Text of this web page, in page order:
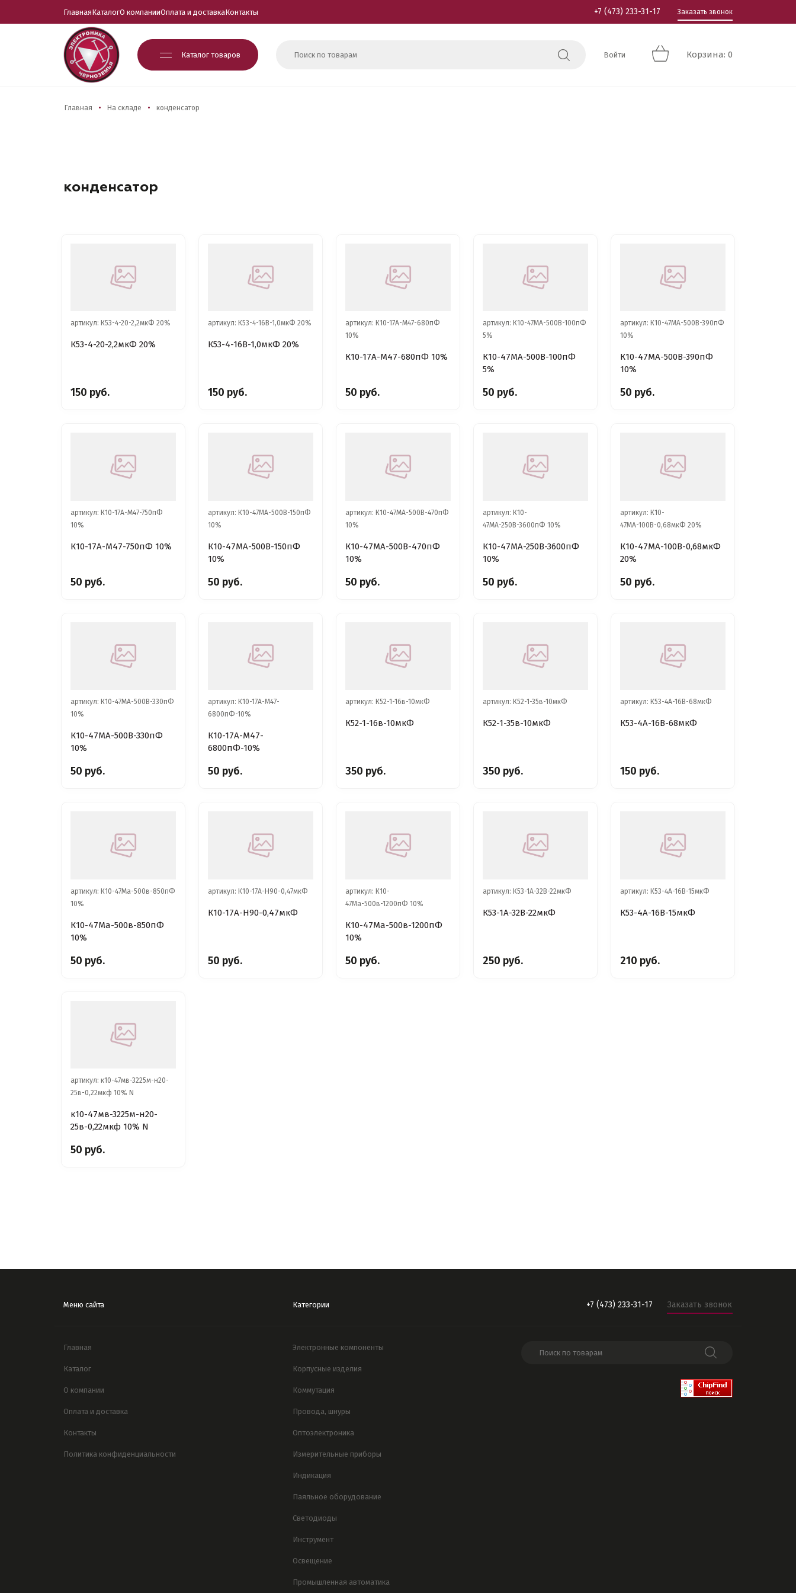
ГлавнаяКаталогО компанииОплата и доставкаКонтакты +7 (473) 233-31-17 Заказать звонок
Каталог товаров Войти Корзина: 0
Главная На складе конденсатор
конденсатор
артикул: К53-4-20-2,2мкФ 20%
К53-4-20-2,2мкФ 20%
150 руб.
артикул: К53-4-16В-1,0мкФ 20%
К53-4-16В-1,0мкФ 20%
150 руб.
артикул: К10-17А-М47-680пФ
10%
К10-17А-М47-680пФ 10%
50 руб.
артикул: К10-47МА-500В-100пФ
5%
К10-47МА-500В-100пФ
5%
50 руб.
артикул: К10-47МА-500В-390пФ
10%
К10-47МА-500В-390пФ
10%
50 руб.
артикул: К10-17А-М47-750пФ
10%
К10-17А-М47-750пФ 10%
50 руб.
артикул: К10-47МА-500В-150пФ
10%
К10-47МА-500В-150пФ
10%
50 руб.
артикул: К10-47МА-500В-470пФ
10%
К10-47МА-500В-470пФ
10%
50 руб.
артикул: К10-
47МА-250В-3600пФ 10%
К10-47МА-250В-3600пФ
10%
50 руб.
артикул: К10-
47МА-100В-0,68мкФ 20%
К10-47МА-100В-0,68мкФ
20%
50 руб.
артикул: К10-47МА-500В-330пФ
10%
К10-47МА-500В-330пФ
10%
50 руб.
артикул: К10-17А-М47-
6800пФ-10%
К10-17А-М47-
6800пФ-10%
50 руб.
артикул: К52-1-16в-10мкФ
К52-1-16в-10мкФ
350 руб.
артикул: К52-1-35в-10мкФ
К52-1-35в-10мкФ
350 руб.
артикул: К53-4А-16В-68мкФ
К53-4А-16В-68мкФ
150 руб.
артикул: К10-47Ма-500в-850пФ
10%
К10-47Ма-500в-850пФ
10%
50 руб.
артикул: К10-17А-Н90-0,47мкФ
К10-17А-Н90-0,47мкФ
50 руб.
артикул: К10-
47Ма-500в-1200пФ 10%
К10-47Ма-500в-1200пФ
10%
50 руб.
артикул: К53-1А-32В-22мкФ
К53-1А-32В-22мкФ
250 руб.
артикул: К53-4А-16В-15мкФ
К53-4А-16В-15мкФ
210 руб.
артикул: к10-47мв-3225м-н20-
25в-0,22мкф 10% N
к10-47мв-3225м-н20-
25в-0,22мкф 10% N
50 руб.
Меню сайта Категории +7 (473) 233-31-17 Заказать звонок
Главная
Каталог
О компании
Оплата и доставка
Контакты
Политика конфиденциальности
Электронные компоненты
Корпусные изделия
Коммутация
Провода, шнуры
Оптоэлектроника
Измерительные приборы
Индикация
Паяльное оборудование
Светодиоды
Инструмент
Освещение
Промышленная автоматика